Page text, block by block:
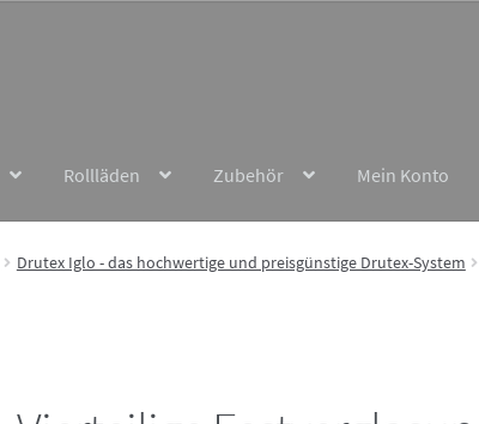
Rollläden Zubehör Mein Konto
Drutex Iglo - das hochwertige und preisgünstige Drutex-System